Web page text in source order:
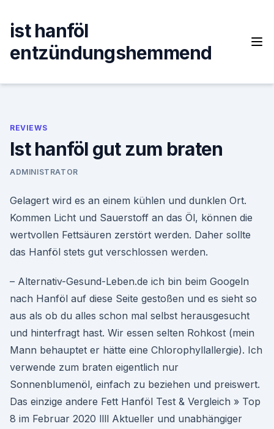
content
ist hanföl
entzündungshemmend
REVIEWS
Ist hanföl gut zum braten
ADMINISTRATOR
Gelagert wird es an einem kühlen und dunklen Ort.
Kommen Licht und Sauerstoff an das Öl, können die
wertvollen Fettsäuren zerstört werden. Daher sollte
das Hanföl stets gut verschlossen werden.
– Alternativ-Gesund-Leben.de ich bin beim Googeln
nach Hanföl auf diese Seite gestoßen und es sieht so
aus als ob du alles schon mal selbst herausgesucht
und hinterfragt hast. Wir essen selten Rohkost (mein
Mann behauptet er hätte eine Chlorophyllallergie). Ich
verwende zum braten eigentlich nur
Sonnenblumenöl, einfach zu beziehen und preiswert.
Das einzige andere Fett Hanföl Test & Vergleich » Top
8 im Februar 2020 llll Aktueller und unabhängiger